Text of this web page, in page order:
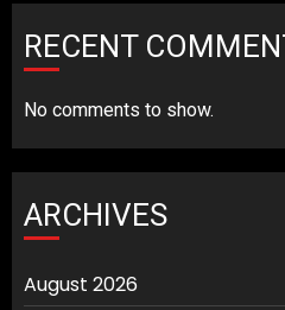
RECENT
No comments to show.
ARCHIVES
August 2026